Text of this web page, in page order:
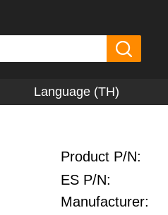
Language (TH)
Product P/N:
ES P/N:
Manufacturer: